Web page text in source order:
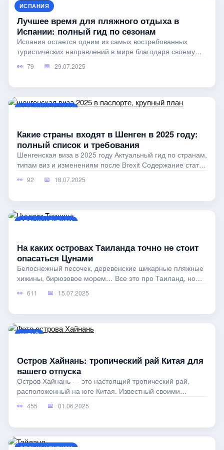
Лучшее время для пляжного отдыха в
Испании: полный гид по сезонам
79 29.07.2025
Испания остается одним из самых востребованных
туристических направлений в мире благодаря своему
ИСПАНИЯ
ОТДЫХ И ТУРИЗМ
Какие страны входят в Шенген в 2025 году:
полный список и требования
92 18.07.2025
Шенгенская виза в 2025 году Актуальный гид по странам,
типам виз и изменениям после Brexit Содержание статьи
ОТДЫХ И ТУРИЗМ
На каких островах Таиланда точно не стоит
опасаться Цунами
611 15.07.2025
Белоснежный песочек, деревенские шикарные пляжные
хижины, бирюзовое морем… Все это про Таиланд, но
КИТАЙ
Остров Хайнань: тропический рай Китая для
вашего отпуска
455 01.06.2025
Остров Хайнань — это настоящий тропический рай,
расположенный на юге Китая. Известный своими
ОТДЫХ И ТУРИЗМ